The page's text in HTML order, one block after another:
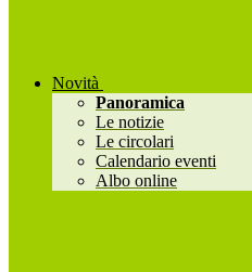
Novità
Panoramica
Le notizie
Le circolari
Calendario eventi
Albo online